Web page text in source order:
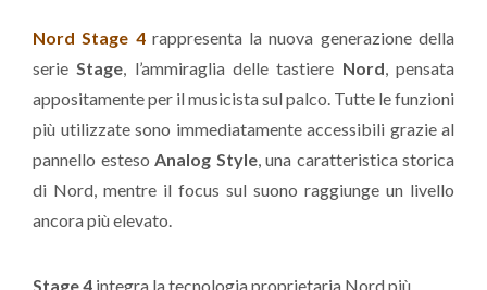
Nord Stage 4rappresenta la nuova generazione della
serieStage, l’ammiraglia delle tastiere Nord, pensata
appositamente per il musicista sul palco. Tutte le funzioni
più utilizzate sono immediatamente accessibili grazie al
pannello esteso Analog Style, una caratteristica storica
di Nord, mentre il focus sul suono raggiunge un livello
ancora più elevato.
Stage 4 integra la tecnologia proprietaria Nord più